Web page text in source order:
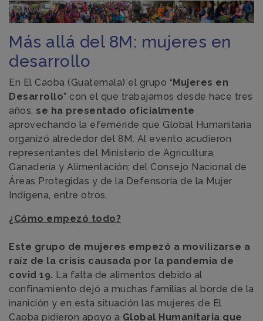
Más allá del 8M: mujeres en
desarrollo
En El Caoba (Guatemala) el grupo “Mujeres en
Desarrollo” con el que trabajamos desde hace tres
años, se ha presentado oficialmente
aprovechando la efeméride que Global Humanitaria
organizó alrededor del 8M. Al evento acudieron
representantes del Ministerio de Agricultura,
Ganadería y Alimentación; del Consejo Nacional de
Áreas Protegidas y de la Defensoría de la Mujer
Indígena, entre otros.
¿Cómo empezó todo?
Este grupo de mujeres empezó a movilizarse a
raíz de la crisis causada por la pandemia de
covid 19. La falta de alimentos debido al
confinamiento dejó a muchas familias al borde de la
inanición y en esta situación las mujeres de El
Caoba pidieron apoyo a Global Humanitaria que